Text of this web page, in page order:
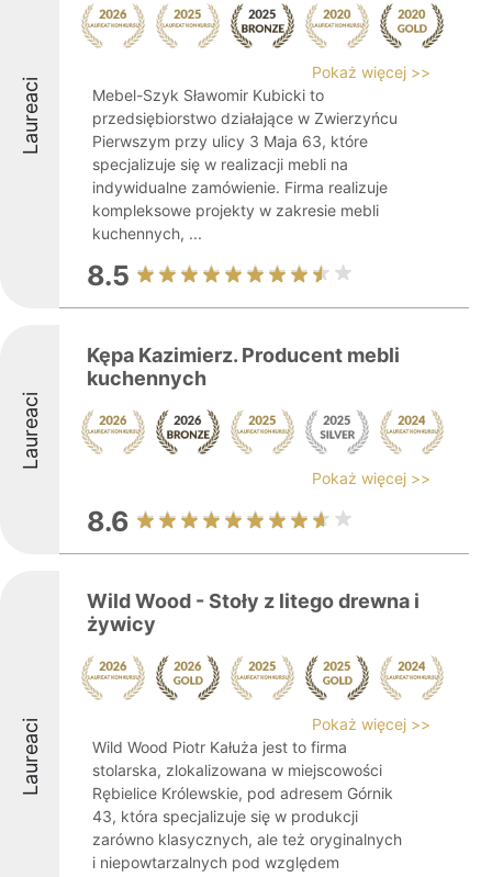
Laureaci
Pokaż więcej >>
Mebel-Szyk Sławomir Kubicki to
przedsiębiorstwo działające w Zwierzyńcu
Pierwszym przy ulicy 3 Maja 63, które
specjalizuje się w realizacji mebli na
indywidualne zamówienie. Firma realizuje
kompleksowe projekty w zakresie mebli
kuchennych, ...
8.5
Laureaci
Kępa Kazimierz. Producent mebli
kuchennych
Pokaż więcej >>
8.6
Laureaci
Wild Wood - Stoły z litego drewna i
żywicy
Pokaż więcej >>
Wild Wood Piotr Kałuża jest to firma
stolarska, zlokalizowana w miejscowości
Rębielice Królewskie, pod adresem Górnik
43, która specjalizuje się w produkcji
zarówno klasycznych, ale też oryginalnych
i niepowtarzalnych pod względem